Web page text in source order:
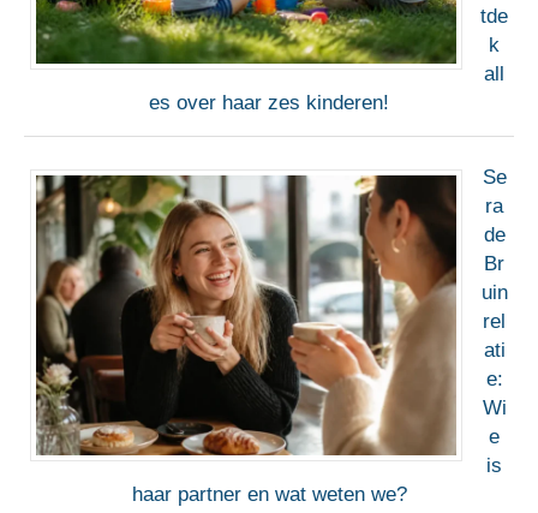
tde
k
all
es over haar zes kinderen!
Se
ra
de
Br
uin
rel
ati
e:
Wi
e
is
haar partner en wat weten we?